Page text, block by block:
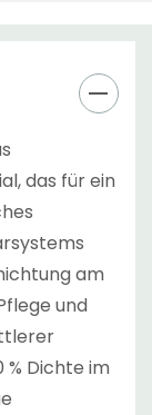
das für ein
am
und
% Dichte im